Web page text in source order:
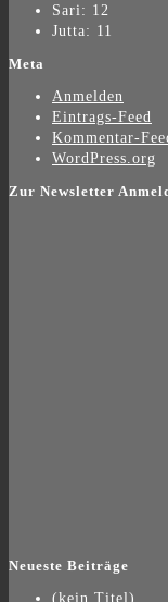
Sari: 12
Jutta: 11
Meta
Anmelden
Eintrags-Feed
Kommentar-
WordPress.org
Zur Newsletter
Neueste Beiträge
(kein Titel)